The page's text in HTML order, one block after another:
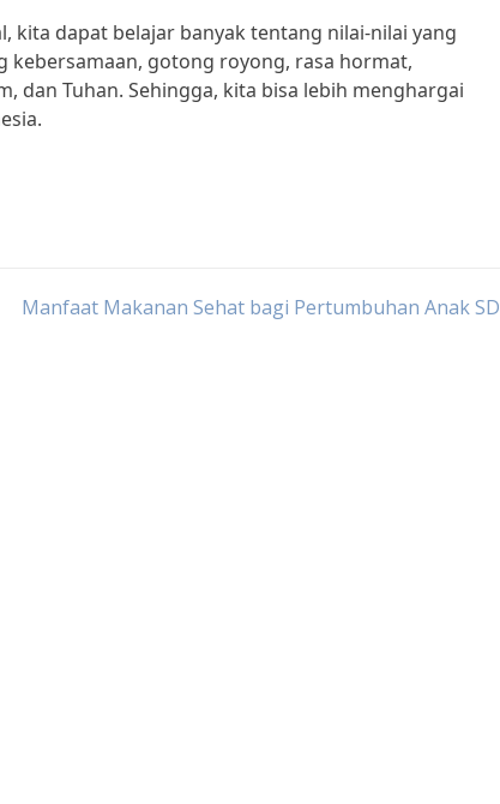
dapat belajar banyak tentang nilai-nilai yang
gotong royong, rasa hormat,
dan Tuhan. Sehingga, kita bisa lebih menghargai
Manfaat Makanan Sehat bagi Pertumbuhan Anak SD